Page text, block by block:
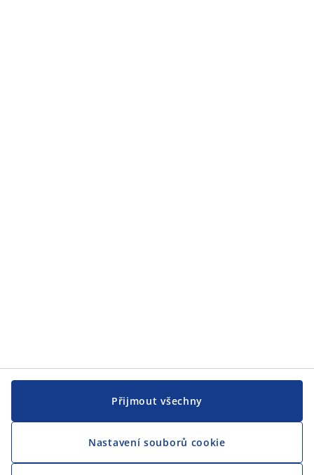
Přijmout všechny
Nastavení souborů cookie